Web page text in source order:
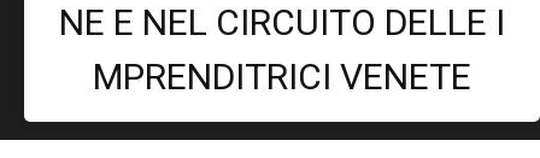
NE E NEL CIRCUITO DELLE I
MPRENDITRICI VENETE